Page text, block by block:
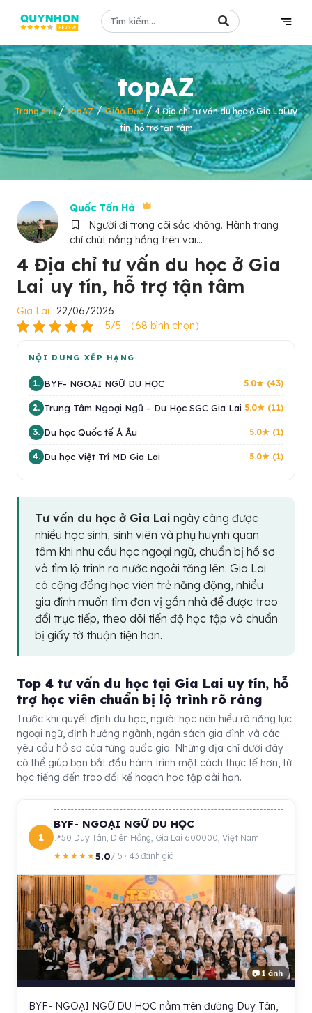
topAZ
Trang chủ/topAZ/Giáo Dục/4 Địa chỉ tư vấn du học ở Gia Lai uy
tín, hỗ trợ tận tâm
Quốc Tấn Hà
Người đi trong cõi sắc không. Hành trang
chỉ chút nắng hồng trên vai...
4 Địa chỉ tư vấn du học ở Gia
Lai uy tín, hỗ trợ tận tâm
Gia Lai
22/06/2026
5/5 - (68 bình chọn)
NỘI DUNG XẾP HẠNG
1. BYF- NGOẠI NGỮ DU HỌC 5.0★ (43)
2. Trung Tâm Ngoại Ngữ – Du Học SGC Gia Lai 5.0★ (11)
3. Du học Quốc tế Á Âu 5.0★ (1)
4. Du học Việt Trí MD Gia Lai 5.0★ (1)
Tư vấn du học ở Gia Lai ngày càng được
nhiều học sinh, sinh viên và phụ huynh quan
tâm khi nhu cầu học ngoại ngữ, chuẩn bị hồ sơ
và tìm lộ trình ra nước ngoài tăng lên. Gia Lai
có cộng đồng học viên trẻ năng động, nhiều
gia đình muốn tìm đơn vị gần nhà để được trao
đổi trực tiếp, theo dõi tiến độ học tập và chuẩn
bị giấy tờ thuận tiện hơn.
Top 4 tư vấn du học tại Gia Lai uy tín, hỗ
trợ học viên chuẩn bị lộ trình rõ ràng
Trước khi quyết định du học, người học nên hiểu rõ năng lực
ngoại ngữ, định hướng ngành, ngân sách gia đình và các
yêu cầu hồ sơ của từng quốc gia. Những địa chỉ dưới đây
có thể giúp bạn bắt đầu hành trình một cách thực tế hơn, từ
học tiếng đến trao đổi kế hoạch học tập dài hạn.
1
BYF- NGOẠI NGỮ DU HỌC
50 Duy Tân, Diên Hồng, Gia Lai 600000, Việt Nam
★★★★★5.0/ 5 · 43 đánh giá
📷 1 ảnh
BYF- NGOẠI NGỮ DU HỌC nằm trên đường Duy Tân,